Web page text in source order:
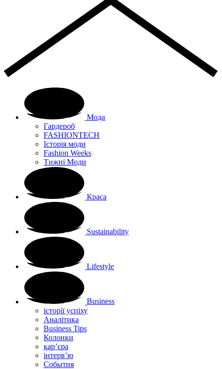
Мода
Гардероб
FASHIONTECH
Історія моди
Fashion Weeks
Тижні Моди
Краса
Sustainability
Lifestyle
Business
історії успіху
Аналітика
Business Tips
Колонки
кар’єра
інтерв’ю
Cобытия